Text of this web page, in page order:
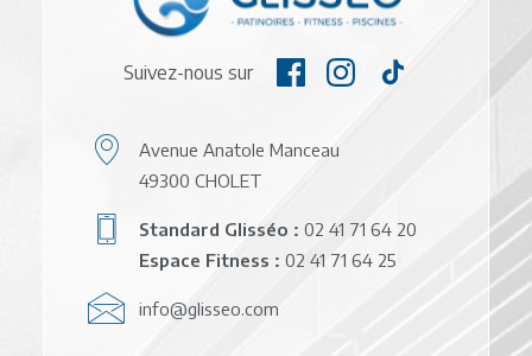
Suivez-nous sur
Avenue Anatole Manceau
49300 CHOLET
Standard Glisséo : 02 41 71 64 20
Espace Fitness : 02 41 71 64 25
info@glisseo.com